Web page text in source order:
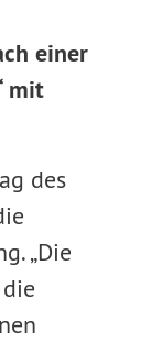
einer
mit
des
„Die